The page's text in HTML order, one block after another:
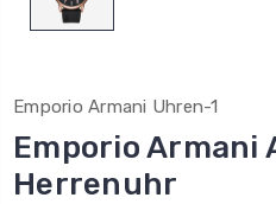
Emporio Armani Uhren-1
Emporio Armani
Herrenuhr